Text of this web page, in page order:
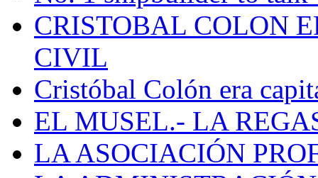
CRISTOBAL COLON
CIVIL
Cristóbal Colón era
EL MUSEL.- LA
LA ASOCIACIÓN